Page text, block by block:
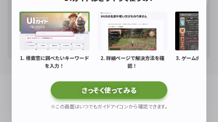
バトル
アラガントームストーン
関連サイトもチェックしよう！
1. 検索窓に調べたいキーワード
を入力！
2. 詳細ページで解決方法を確
認！
3. ゲーム内で解決
さっそく使ってみる
※この画面はいつでもガイドアイコンから確認できます。